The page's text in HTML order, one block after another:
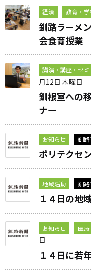
経済 教育・学
釧路ラーメ
会食育授業
講演・講座・セミ
月12日 木曜日
釧根室への
ナー
お知らせ 釧
ポリテクセ
地域活動 釧
１４日の地
お知らせ 医療
日
１４日に若